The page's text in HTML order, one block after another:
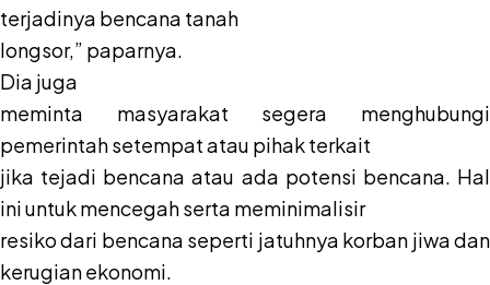
terjadinya bencana tanah
longsor,” paparnya.
Dia juga
meminta masyarakat segera menghubungi
pemerintah setempat atau pihak terkait
jika tejadi bencana atau ada potensi bencana. Hal
ini untuk mencegah serta meminimalisir
resiko dari bencana seperti jatuhnya korban jiwa dan
kerugian ekonomi.